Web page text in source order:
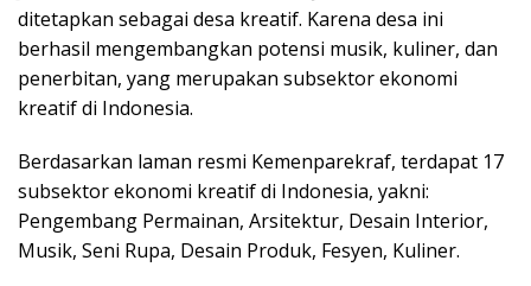
ditetapkan sebagai desa kreatif. Karena desa ini
berhasil mengembangkan potensi musik, kuliner, dan
penerbitan, yang merupakan subsektor ekonomi
kreatif di Indonesia.
Berdasarkan laman resmi Kemenparekraf, terdapat 17
subsektor ekonomi kreatif di Indonesia, yakni:
Pengembang Permainan, Arsitektur, Desain Interior,
Musik, Seni Rupa, Desain Produk, Fesyen, Kuliner.